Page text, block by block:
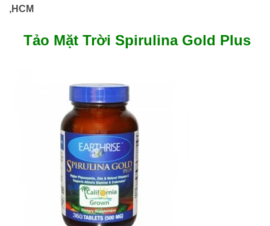
,HCM
Tảo Mặt Trời Spirulina Gold Plus